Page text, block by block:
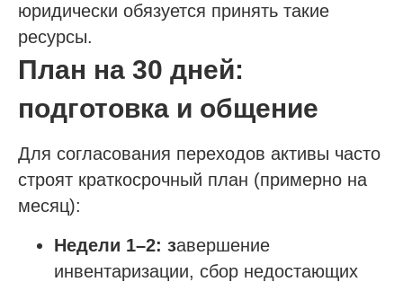
юридически обязуется принять такие
ресурсы.
План на 30 дней:
подготовка и общение
Для согласования переходов активы часто
строят краткосрочный план (примерно на
месяц):
Недели 1–2: завершение
инвентаризации, сбор недостающих